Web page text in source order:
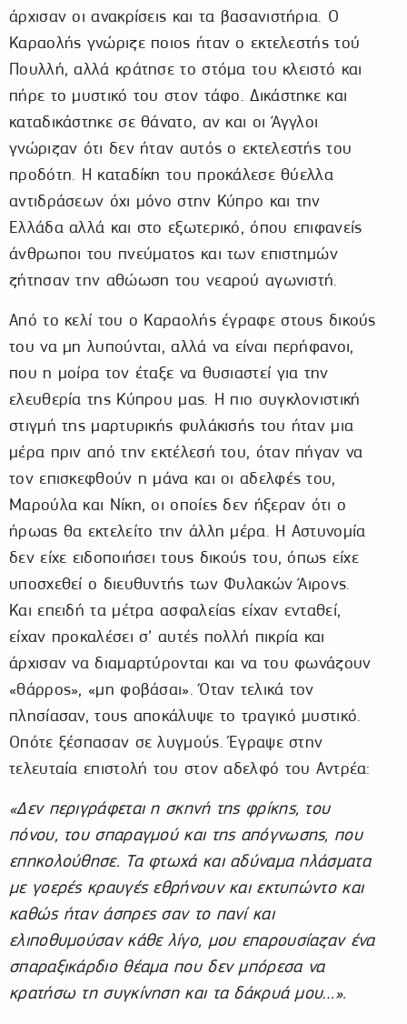
άρχισαν οι ανακρίσεις και τα βασανιστήρια. Ο
Καραολής γνώριζε ποιος ήταν ο εκτελεστής τού
Πουλλή, αλλά κράτησε το στόμα του κλειστό και
πήρε το μυστικό του στον τάφο. Δικάστηκε και
καταδικάστηκε σε θάνατο, αν και οι Άγγλοι
γνώριζαν ότι δεν ήταν αυτός ο εκτελεστής του
προδότη. Η καταδίκη του προκάλεσε θύελλα
αντιδράσεων όχι μόνο στην Κύπρο και την
Ελλάδα αλλά και στο εξωτερικό, όπου επιφανείς
άνθρωποι του πνεύματος και των επιστημών
ζήτησαν την αθώωση του νεαρού αγωνιστή.
Από το κελί του ο Καραολής έγραφε στους δικούς
του να μη λυπούνται, αλλά να είναι περήφανοι,
που η μοίρα τον έταξε να θυσιαστεί για την
ελευθερία της Κύπρου μας. Η πιο συγκλονιστική
στιγμή της μαρτυρικής φυλάκισής του ήταν μια
μέρα πριν από την εκτέλεσή του, όταν πήγαν να
τον επισκεφθούν η μάνα και οι αδελφές του,
Μαρούλα και Νίκη, οι οποίες δεν ήξεραν ότι ο
ήρωας θα εκτελείτο την άλλη μέρα. Η Αστυνομία
δεν είχε ειδοποιήσει τους δικούς του, όπως είχε
υποσχεθεί ο διευθυντής των Φυλακών Άιρονς.
Και επειδή τα μέτρα ασφαλείας είχαν ενταθεί,
είχαν προκαλέσει σ’ αυτές πολλή πικρία και
άρχισαν να διαμαρτύρονται και να του φωνάζουν
«θάρρος», «μη φοβάσαι». Όταν τελικά τον
πλησίασαν, τους αποκάλυψε το τραγικό μυστικό.
Οπότε ξέσπασαν σε λυγμούς. Έγραψε στην
τελευταία επιστολή του στον αδελφό του Αντρέα:
«Δεν περιγράφεται η σκηνή της φρίκης, του
πόνου, του σπαραγμού και της απόγνωσης, που
επηκολούθησε. Τα φτωχά και αδύναμα πλάσματα
με γοερές κραυγές εθρήνουν και εκτυπώντο και
καθώς ήταν άσπρες σαν το πανί και
ελιποθυμούσαν κάθε λίγο, μου επαρουσίαζαν ένα
σπαραξικάρδιο θέαμα που δεν μπόρεσα να
κρατήσω τη συγκίνηση και τα δάκρυά μου…».